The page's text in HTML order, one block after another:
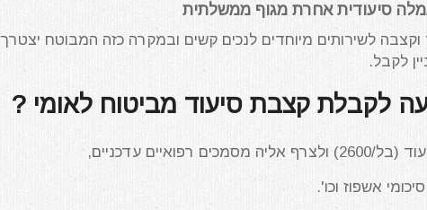
סיעודית אחרת מגוף ממשלתית
לשירותים מיוחדים לנכים קשים ובמקרה כזה המבוטח יצטרך
לקבל.
לקבלת קצבת סיעוד מביטוח לאומי ?
עדכניים,
אשפוז וכו'.